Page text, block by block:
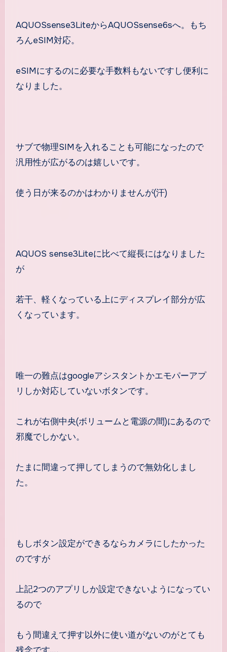
AQUOSsense3LiteからAQUOSsense6sへ。もち
ろんeSIM対応。
eSIMにするのに必要な手数料もないですし便利に
なりました。
サブで物理SIMを入れることも可能になったので
汎用性が広がるのは嬉しいです。
使う日が来るのかはわかりませんが(汗)
AQUOS sense3Liteに比べて縦長にはなりました
が
若干、軽くなっている上にディスプレイ部分が広
くなっています。
唯一の難点はgoogleアシスタントかエモパーアプ
リしか対応していないボタンです。
これが右側中央(ボリュームと電源の間)にあるので
邪魔でしかない。
たまに間違って押してしまうので無効化しまし
た。
もしボタン設定ができるならカメラにしたかった
のですが
上記2つのアプリしか設定できないようになってい
るので
もう間違えて押す以外に使い道がないのがとても